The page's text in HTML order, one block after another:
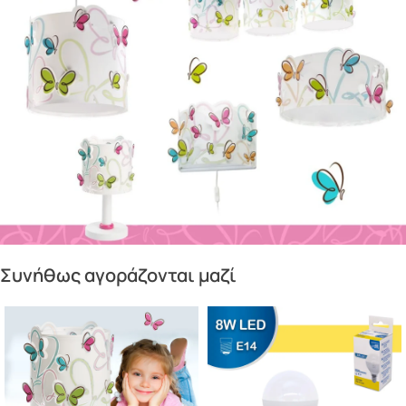
σκιές στο δωμάτιο. Είναι ανθεκτικό στην
καθημερινή χρήση από παιδιά.
Ιδανικό για μελέτη και για φως νυκτός
Χάρη στον γλυκό, ομοιόμορφο φωτισμό του, το
Butterfly φωτιστικό κομοδίνου είναι κατάλληλο
τόσο ως βοηθητικό φως στο γραφείο για
διάβασμα όσο και ως διακριτικό φωτάκι νυκτός
δίπλα στο κρεβάτι. Τοποθετείται εύκολα στο
κομοδίνοή στο γραφείο. Δείτε τιςοδηγίες
χρήσης. Κατασκευάζεται εξ ολοκλήρου στην
Ευρώπη με πιστοποιητικά υψίστης ασφαλείας.
Ιδανικό δώρο για παιδιά που αγαπούν τις
πεταλούδες
Το Butterfly κομοδίνου παιδικό φωτιστικό είναι
μια εξαιρετική ιδέα δώρου για παιδιά που
Συνήθως αγοράζονται μαζί